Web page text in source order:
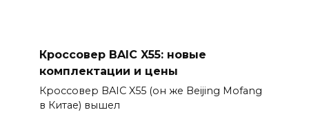
Кроссовер BAIC X55: новые
комплектации и цены
Кроссовер BAIC X55 (он же Beijing Mofang
в Китае) вышел